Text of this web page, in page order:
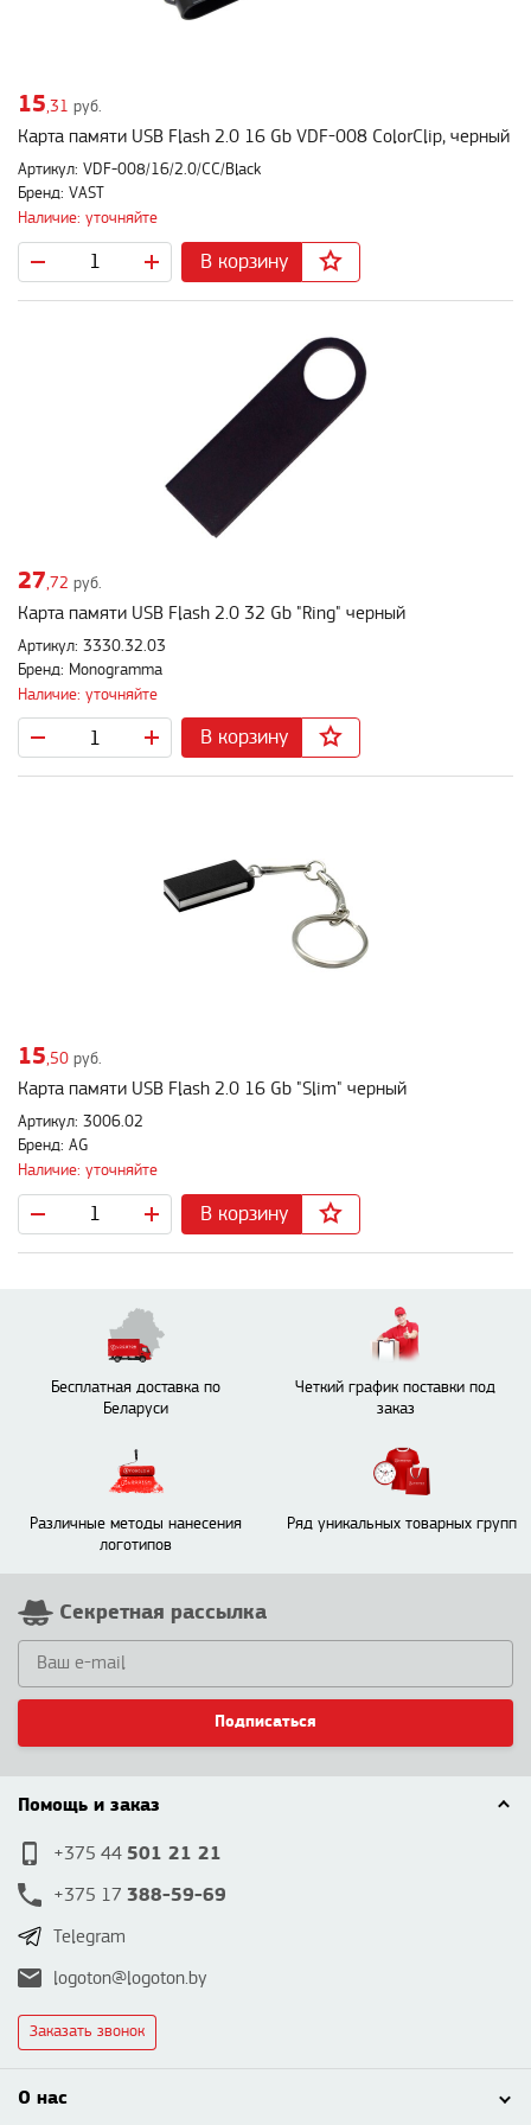
15,31 руб.
Карта памяти USB Flash 2.0 16 Gb VDF-008 ColorClip, черный
Артикул: VDF-008/16/2.0/СС/Black
Бренд: VAST
Наличие: уточняйте
В корзину
27 ,72 руб.
Карта памяти USB Flash 2.0 32 Gb "Ring" черный
Артикул: 3330.32.03
Бренд: Monogramma
Наличие: уточняйте
В корзину
15,50 руб.
Карта памяти USB Flash 2.0 16 Gb "Slim" черный
Артикул: 3006.02
Бренд: AG
Наличие: уточняйте
В корзину
Бесплатная доставка по
Беларуси
Четкий график поставки под
заказ
Различные методы нанесения
логотипов
Ряд уникальных товарных групп
Секретная рассылка
Подписаться
Помощь и заказ
+375 44 501 21 21
+375 17 388-59-69
Telegram
logoton@logoton.by
Заказать звонок
О нас